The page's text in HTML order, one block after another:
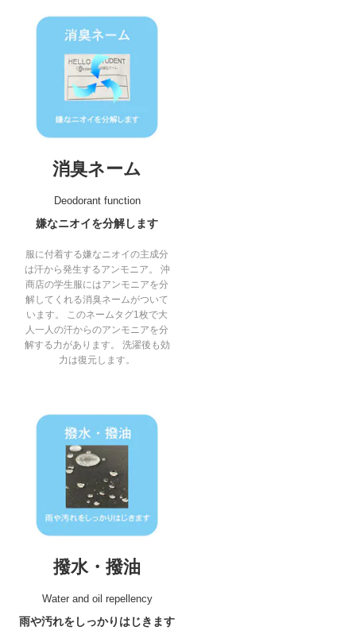
消臭ネーム
Deodorant function
嫌なニオイを分解します
服に付着する嫌なニオイの主成分
は汗から発生するアンモニア。 沖
商店の学生服にはアンモニアを分
解してくれる消臭ネームがついて
います。 このネームタグ1枚で大
人一人の汗からのアンモニアを分
解する力があります。 洗濯後も効
力は復元します。
撥水・撥油
Water and oil repellency
雨や汚れをしっかりはじきます